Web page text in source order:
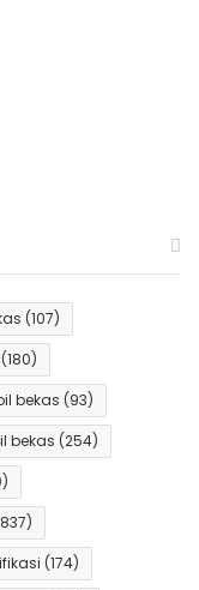
(107)
(180)
bekas (93)
bekas (254)
(174)